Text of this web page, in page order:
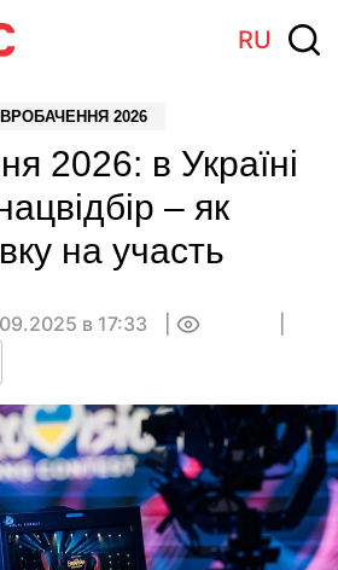
RU
2026
2026: в Україні
– як
на участь
в 17:33